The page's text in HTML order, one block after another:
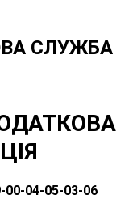
СЛУЖБА
00-04-05-03-06